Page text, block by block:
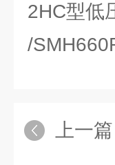
2HC型低
/
上一篇